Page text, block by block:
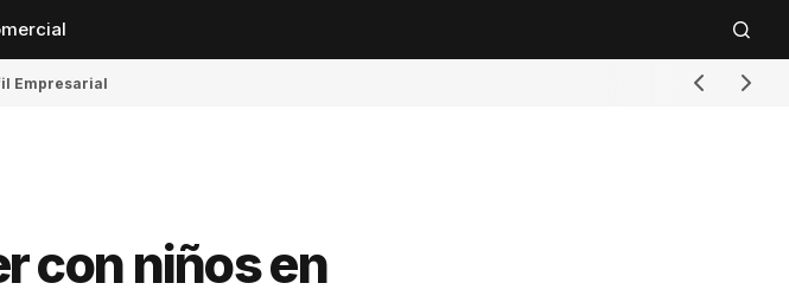
Empresarial
con niños en